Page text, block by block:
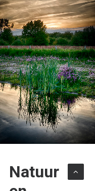
Natuur